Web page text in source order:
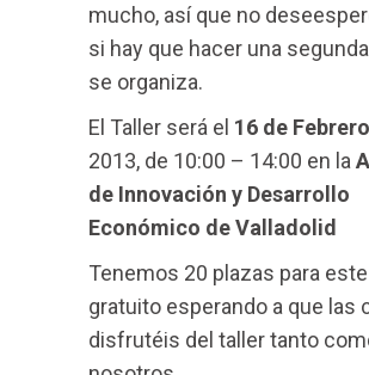
mucho, así que no
si hay que hacer una
se organiza.
El Taller será el 16 de Febrero
2013, de 10:00 – 14:00 en la
de Innovación y Desarrollo
Económico de Valladolid
Tenemos 20 plazas para
gratuito esperando a que las
disfrutéis del taller tanto